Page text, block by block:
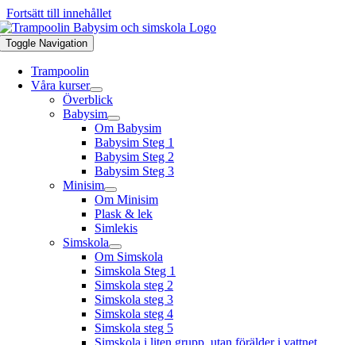
Fortsätt till innehållet
Toggle Navigation
Trampoolin
Våra kurser
Överblick
Babysim
Om Babysim
Babysim Steg 1
Babysim Steg 2
Babysim Steg 3
Minisim
Om Minisim
Plask & lek
Simlekis
Simskola
Om Simskola
Simskola Steg 1
Simskola steg 2
Simskola steg 3
Simskola steg 4
Simskola steg 5
Simskola i liten grupp, utan förälder i vattnet